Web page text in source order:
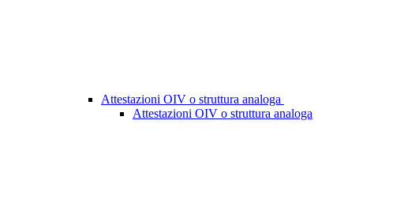
Attestazioni OIV o struttura analoga
Attestazioni OIV o struttura analoga